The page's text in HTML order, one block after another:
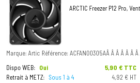
ARCTIC Freezer P12 Pro,
Marque: Artic Référence: ACFAN00305AÂ Â Â Â Â Â Â
Dispo WEB:
Oui
Retrait à METZ:
Sous 1 à 4
Prix
5,90 € TTC
4,92 € HT